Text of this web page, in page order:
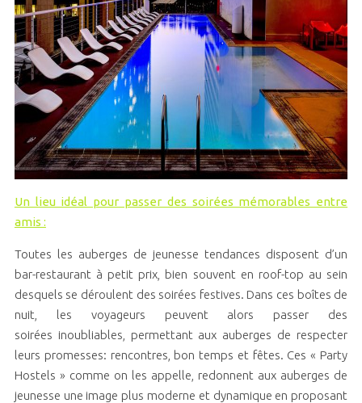
Un lieu idéal pour passer des soirées mémorables entre
amis :
Toutes les auberges de jeunesse tendances disposent d’un
bar-restaurant à petit prix, bien souvent en roof-top au sein
desquels se déroulent des soirées festives. Dans ces boîtes de
nuit, les voyageurs peuvent alors passer des
soirées inoubliables, permettant aux auberges de respecter
leurs promesses: rencontres, bon temps et fêtes. Ces « Party
Hostels » comme on les appelle, redonnent aux auberges de
jeunesse une image plus moderne et dynamique en proposant